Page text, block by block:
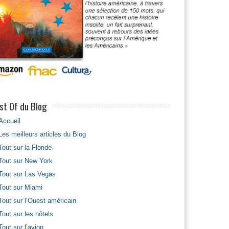
Of du Blog
meilleurs articles du Blog
sur la Floride
sur New York
sur Las Vegas
sur Miami
sur l’Ouest américain
sur les hôtels
sur l’avion